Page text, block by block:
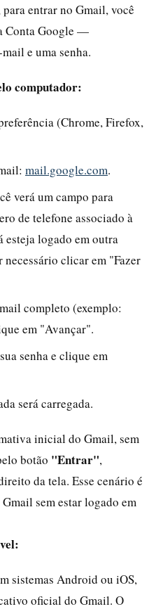
entrar no Gmail, você
Conta Google —
e uma senha.
computador:
(Chrome, Firefox,
mail.google.com.
verá um campo para
de telefone associado à
esteja logado em outra
clicar em "Fazer
completo (exemplo:
em "Avançar".
senha e clique em
será carregada.
inicial do Gmail, sem
botão "Entrar",
da tela. Esse cenário é
sem estar logado em
sistemas Android ou iOS,
oficial do Gmail. O